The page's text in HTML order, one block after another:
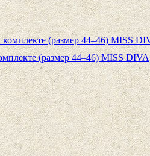
(размер 44–46) MISS DIVA